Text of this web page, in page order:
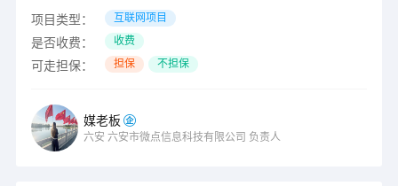
项目类型： 互联网项目
是否收费： 收费
可走担保： 担保 不担保
媒老板
六安 六安市微点信息科技有限公司 负责人